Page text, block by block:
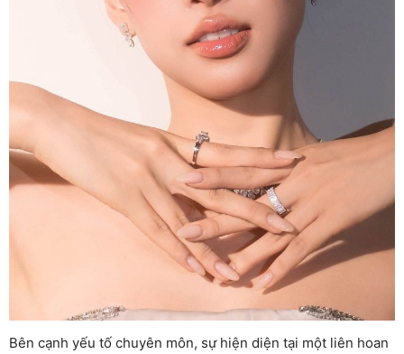
Bên cạnh yếu tố chuyên môn, sự hiện diện tại một liên hoan